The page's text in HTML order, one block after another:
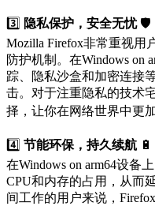
3️⃣ 隐私保护，安全无忧🛡️
Mozilla Firefox非常重视用
防护机制。在Windows on
踪、隐私沙盒和加密连接
击。对于注重隐私的技术
择，让你在网络世界中更
4️⃣ 节能环保，持久续航 🔋
在Windows on arm64设备
CPU和内存的占用，从而
间工作的用户来说，